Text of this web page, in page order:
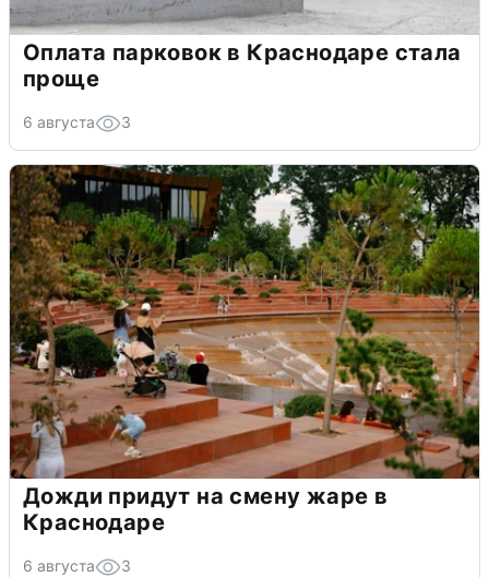
Оплата парковок в Краснодаре стала
проще
6 августа 3
Дожди придут на смену жаре в
Краснодаре
6 августа 3